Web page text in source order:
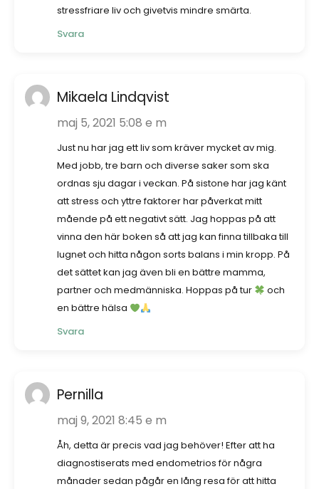
stressfriare liv och givetvis mindre smärta.
Svara
Mikaela Lindqvist
maj 5, 2021 5:08 e m
Just nu har jag ett liv som kräver mycket av mig.
Med jobb, tre barn och diverse saker som ska
ordnas sju dagar i veckan. På sistone har jag känt
att stress och yttre faktorer har påverkat mitt
mående på ett negativt sätt. Jag hoppas på att
vinna den här boken så att jag kan finna tillbaka till
lugnet och hitta någon sorts balans i min kropp. På
det sättet kan jag även bli en bättre mamma,
partner och medmänniska. Hoppas på tur
och
en bättre hälsa
Svara
Pernilla
maj 9, 2021 8:45 e m
Åh, detta är precis vad jag behöver! Efter att ha
diagnostiserats med endometrios för några
månader sedan pågår en lång resa för att hitta